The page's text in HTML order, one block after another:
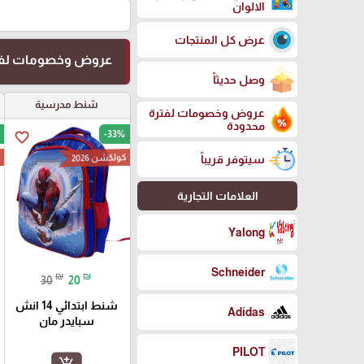
الالوان
عرض كل المنتجات
وصل حديثاً
عروض وخصومات لفترة
محدودة
سيتوفر قريباً
العلامات التجارية
Yalong
Schneider
Adidas
PILOT
عروض وخصومات
شنط مدرسية
favorite_border -33%
كولكشن 2026
30 ₪ 20 ₪
شنط ابتدائي 14 انش
سبايدر مان